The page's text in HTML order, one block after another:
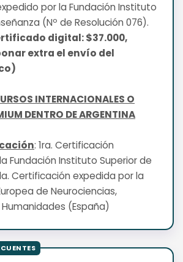
por la Fundación Instituto
(Nº de Resolución 076).
digital: $37.000,
extra el envío del
INTERNACIONALES O
DENTRO DE ARGENTINA
: 1ra. Certificación
Fundación Instituto Superior de
Certificación expedida por la
de Neurociencias,
(España)